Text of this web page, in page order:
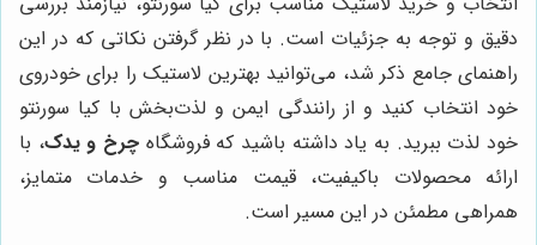
دقیق و توجه به جزئیات است. با در نظر گرفتن نکاتی که در این
راهنمای جامع ذکر شد، می‌توانید بهترین لاستیک را برای خودروی
خود انتخاب کنید و از رانندگی ایمن و لذت‌بخش با کیا سورنتو
خود لذت ببرید. به یاد داشته باشید که فروشگاه چرخ و یدک، با
ارائه محصولات باکیفیت، قیمت مناسب و خدمات متمایز،
همراهی مطمئن در این مسیر است.